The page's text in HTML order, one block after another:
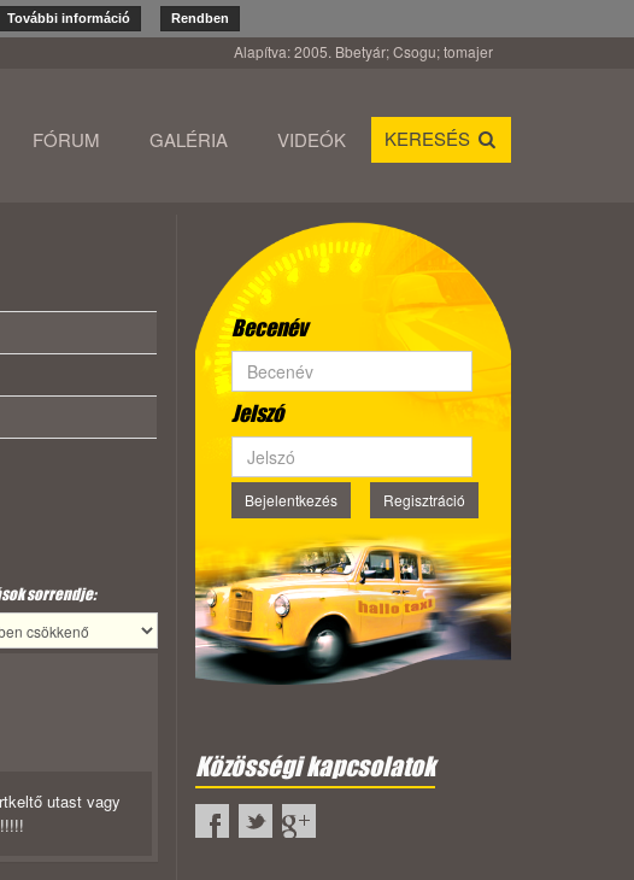
További információ Rendben
Alapítva: 2005. Bbetyár; Csogu; tomajer
FÓRUM GALÉRIA VIDEÓK KERESÉS
sorrendje:
utast vagy
Becenév
Jelszó
Bejelentkezés Regisztráció
Közösségi kapcsolatok